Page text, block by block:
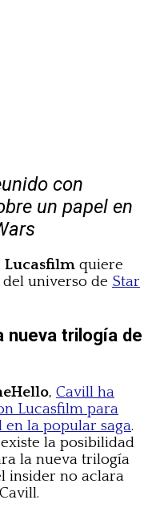
con
un papel en
Lucasfilm quiere
universo de Star
nueva trilogía de
, Cavill ha
Lucasfilm para
la popular saga.
la posibilidad
la nueva trilogía
insider no aclara